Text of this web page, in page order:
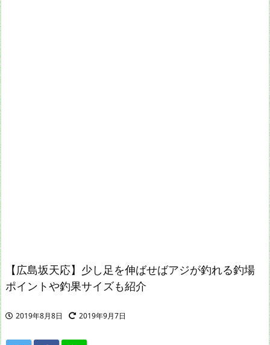
【広島坂天応】少し足を伸ばせばアジが釣れる釣場
ポイントや釣果サイズも紹介
2019年8月8日 2019年9月7日